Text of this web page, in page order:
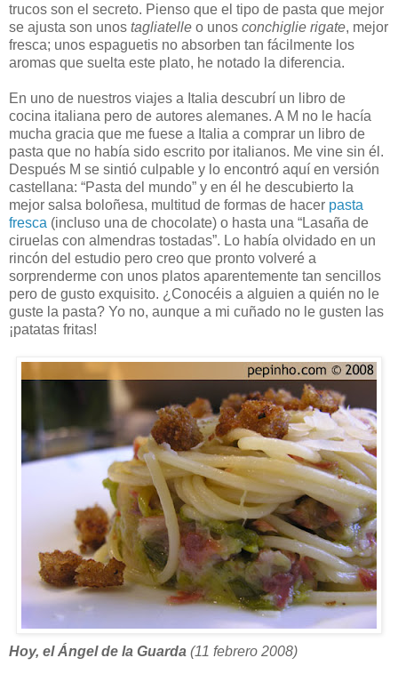
trucos son el secreto. Pienso que el tipo de pasta que mejor
se ajusta son unos tagliatelle o unos conchiglie rigate, mejor
fresca; unos espaguetis no absorben tan fácilmente los
aromas que suelta este plato, he notado la diferencia.
En uno de nuestros viajes a Italia descubrí un libro de
cocina italiana pero de autores alemanes. A M no le hacía
mucha gracia que me fuese a Italia a comprar un libro de
pasta que no había sido escrito por italianos. Me vine sin él.
Después M se sintió culpable y lo encontró aquí en versión
castellana: “Pasta del mundo” y en él he descubierto la
mejor salsa boloñesa, multitud de formas de hacer pasta
fresca (incluso una de chocolate) o hasta una “Lasaña de
ciruelas con almendras tostadas”. Lo había olvidado en un
rincón del estudio pero creo que pronto volveré a
sorprenderme con unos platos aparentemente tan sencillos
pero de gusto exquisito. ¿Conocéis a alguien a quién no le
guste la pasta? Yo no, aunque a mi cuñado no le gusten las
¡patatas fritas!
Hoy, el Ángel de la Guarda (11 febrero 2008)